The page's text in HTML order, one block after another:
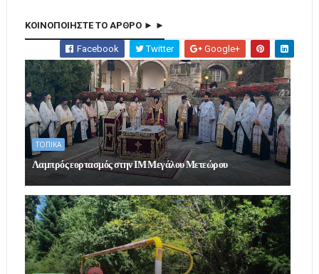
ΚΟΙΝΟΠΟΙΗΣΤΕ ΤΟ ΑΡΘΡΟ ► ►
Facebook Twitter Google+
ΤΟΠΙΚΑ
Λαμπρός εορτασμός στην ΙΜ Μεγάλου Μετεώρου